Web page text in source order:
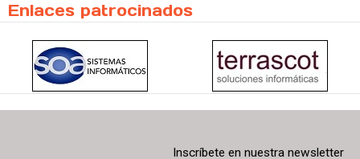
Enlaces patrocinados
Inscríbete en nuestra newsletter